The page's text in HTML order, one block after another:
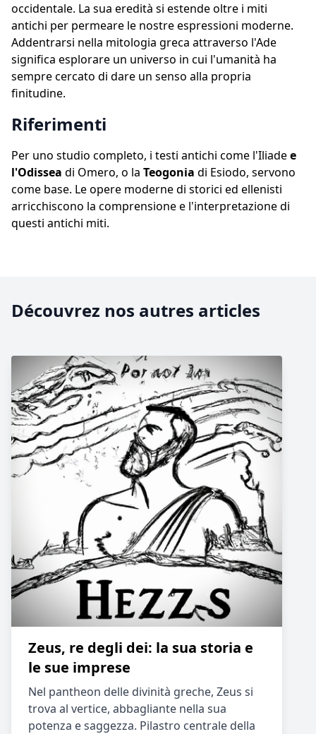
occidentale. La sua eredità si estende oltre i miti
antichi per permeare le nostre espressioni moderne.
Addentrarsi nella mitologia greca attraverso l'Ade
significa esplorare un universo in cui l'umanità ha
sempre cercato di dare un senso alla propria
finitudine.
Riferimenti
Per uno studio completo, i testi antichi come l'Iliadee
l'Odissea di Omero, o la Teogonia di Esiodo, servono
come base. Le opere moderne di storici ed ellenisti
arricchiscono la comprensione e l'interpretazione di
questi antichi miti.
Découvrez nos autres articles
Zeus, re degli dei: la sua storia e
le sue imprese
Nel pantheon delle divinità greche, Zeus si
trova al vertice, abbagliante nella sua
potenza e saggezza. Pilastro centrale della